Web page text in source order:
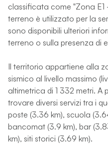
classificata come "Zona E1
terreno è utilizzato per la
sono disponibili ulteriori
terreno o sulla presenza di
Il territorio appartiene alla
sismico al livello massimo
altimetrica di 1 332 metri.
trovare diversi servizi tra i
poste (3.36 km), scuola
bancomat (3.9 km), bar
km), siti storici (3.69 km).